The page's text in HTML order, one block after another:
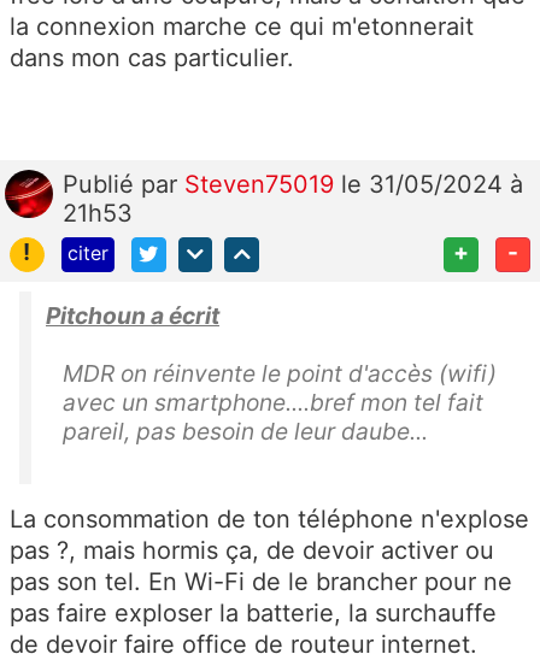
la connexion marche ce qui m'etonnerait
dans mon cas particulier.
Publié par Steven75019 le 31/05/2024 à
21h53
!
citer + -
Pitchoun a écrit
MDR on réinvente le point d'accès (wifi)
avec un smartphone....bref mon tel fait
pareil, pas besoin de leur daube...
La consommation de ton téléphone n'explose
pas ?, mais hormis ça, de devoir activer ou
pas son tel. En Wi-Fi de le brancher pour ne
pas faire exploser la batterie, la surchauffe
de devoir faire office de routeur internet.